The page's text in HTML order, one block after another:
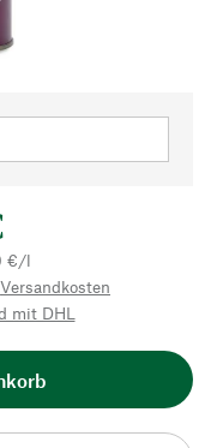
€/l
Versandkosten
mit DHL